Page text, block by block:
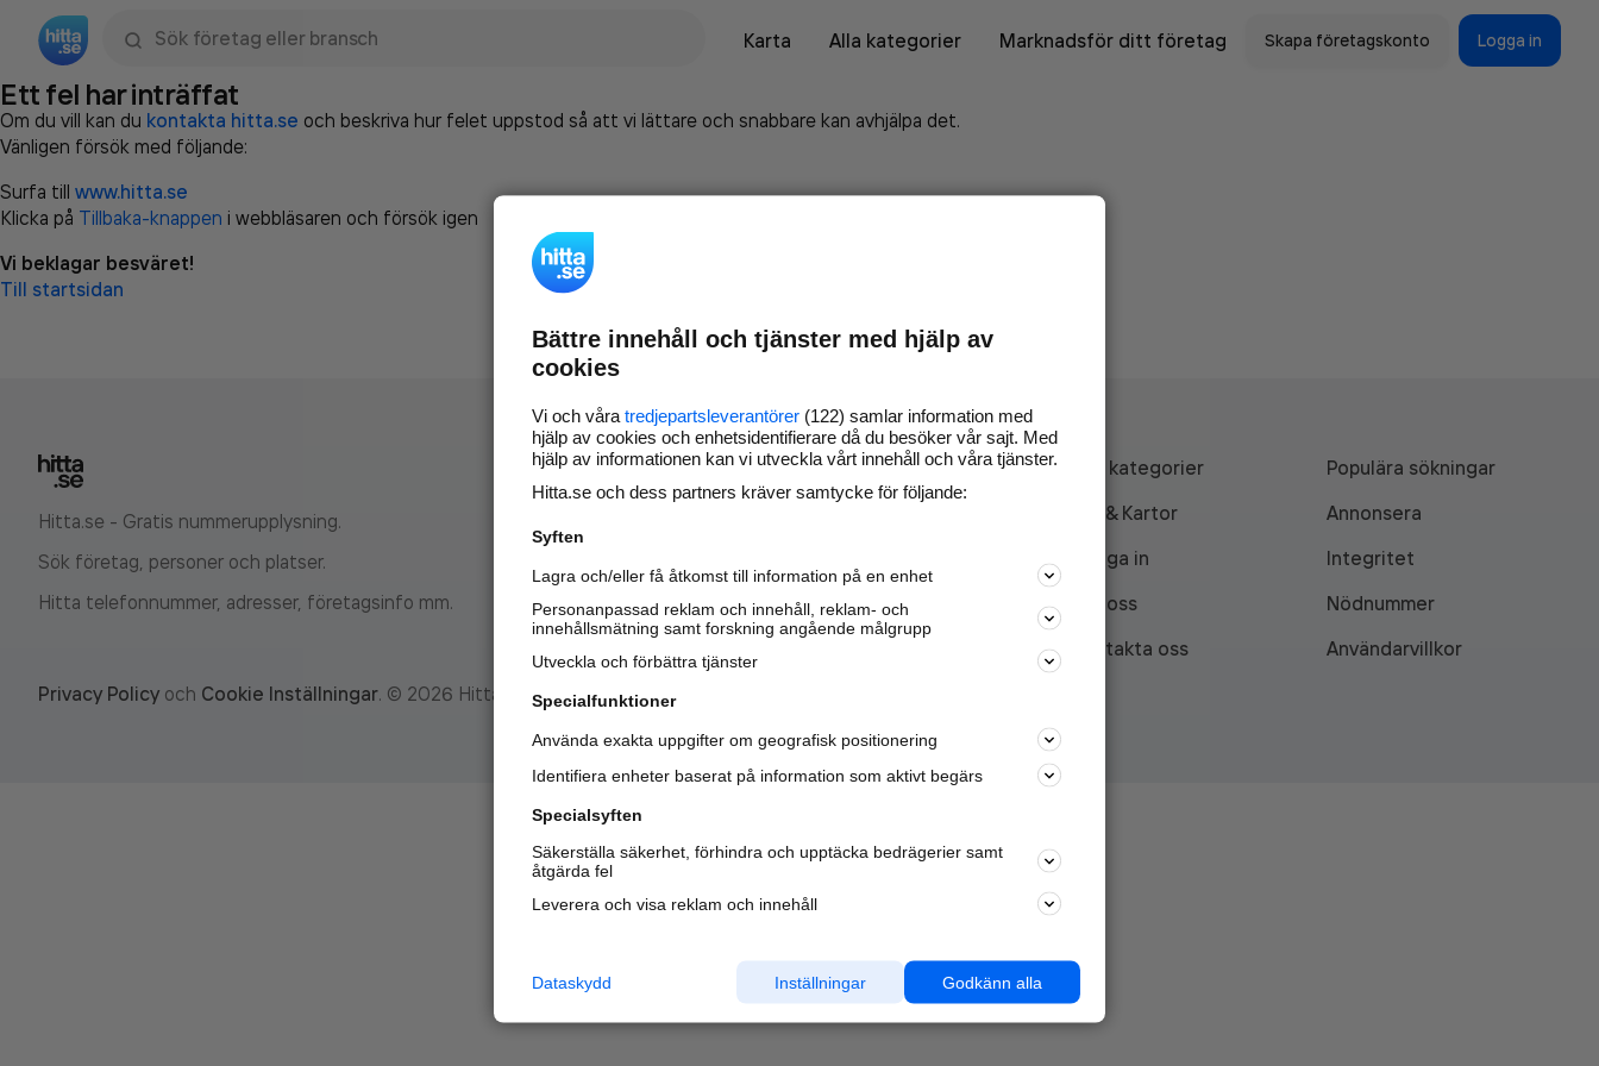
Karta
Alla kategorier Marknadsför ditt företag Skapa företagskonto Logga in
Ett fel har inträffat
Om du vill kan du kontakta hitta.se och beskriva hur felet uppstod så att vi lättare och snabbare kan avhjälpa det.
Vänligen försök med följande:
Surfa till www.hitta.se
Klicka på Tillbaka-knappen i webbläsaren och försök igen
Vi beklagar besväret!
Till startsidan
Hitta.se - Gratis nummerupplysning.
Sök företag, personer och platser.
Hitta telefonnummer, adresser, företagsinfo mm.
Marknadsför företaget på
nya kunder och
samarbetspartners nära dig.
Läs mer här
Alla kategorier
Populära sökningar
API & Kartor
Annonsera
Logga in
Integritet
Om oss
Nödnummer
Kontakta oss
Användarvillkor
Privacy Policy och Cookie Inställningar. © 2026 Hitta.se
Bättre innehåll och tjänster med hjälp av
cookies
Vi och våra tredjepartsleverantörer (122) samlar information med
hjälp av cookies och enhetsidentifierare då du besöker vår sajt. Med
hjälp av informationen kan vi utveckla vårt innehåll och våra tjänster.
Hitta.se och dess partners kräver samtycke för följande:
Syften
Lagra och/eller få åtkomst till information på en enhet
Personanpassad reklam och innehåll, reklam- och
innehållsmätning samt forskning angående målgrupp
Utveckla och förbättra tjänster
Specialfunktioner
Använda exakta uppgifter om geografisk positionering
Identifiera enheter baserat på information som aktivt begärs
Specialsyften
Säkerställa säkerhet, förhindra och upptäcka bedrägerier samt
åtgärda fel
Leverera och visa reklam och innehåll
Godkänn alla
Inställningar
Dataskydd